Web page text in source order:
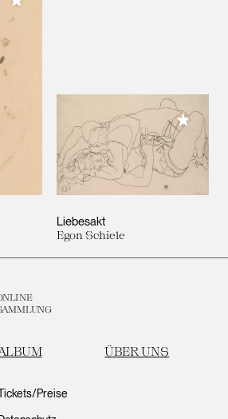
Liebesakt
Egon Schiele
Meiner
ÜBER UNS
Preise